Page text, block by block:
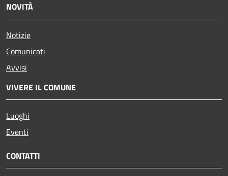
NOVITÀ
Notizie
Comunicati
Avvisi
VIVERE IL COMUNE
Luoghi
Eventi
CONTATTI